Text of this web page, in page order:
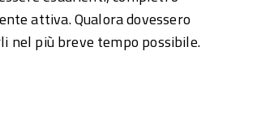
attiva. Qualora dovessero
nel più breve tempo possibile.